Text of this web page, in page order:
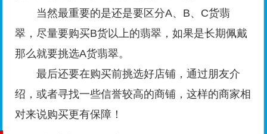
当然最重要的是还是要区分A、B、C货翡
翠，尽量要购买B货以上的翡翠，如果是长期佩戴
那么就要挑选A货翡翠。
最后还要在购买前挑选好店铺，通过朋友介
绍，或者寻找一些信誉较高的商铺，这样的商家相
对来说购买更有保障！